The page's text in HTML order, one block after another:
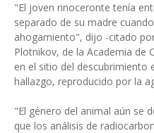
"El joven rinoceronte tenía
separado de su madre
ahogamiento", dijo -citado
Plotnikov, de la Academia de
en el sitio del descubrimiento
hallazgo, reproducido por la
"El género del animal aún se
que los análisis de